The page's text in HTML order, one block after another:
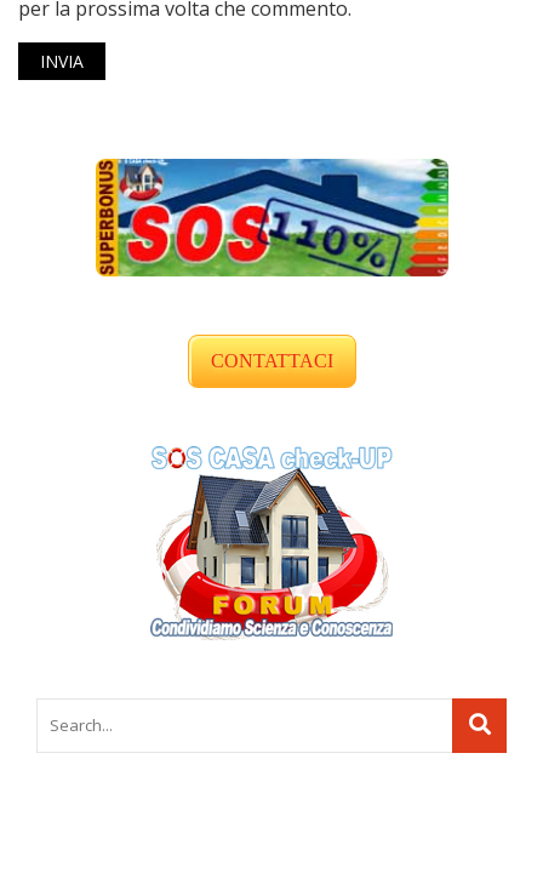
per la prossima volta che commento.
CONTATTACI